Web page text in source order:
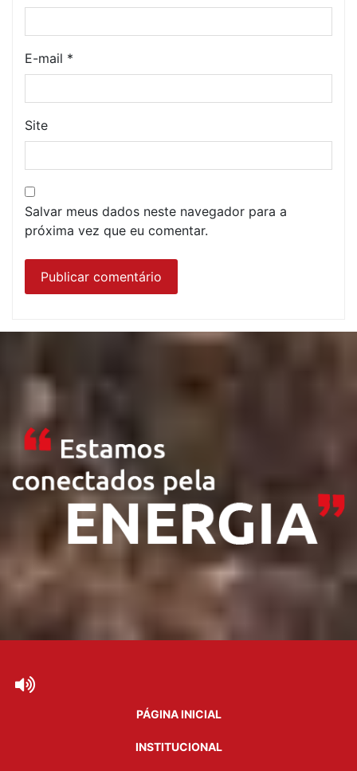
E-mail *
Site
Salvar meus dados neste navegador para a
próxima vez que eu comentar.
PÁGINA INICIAL
INSTITUCIONAL